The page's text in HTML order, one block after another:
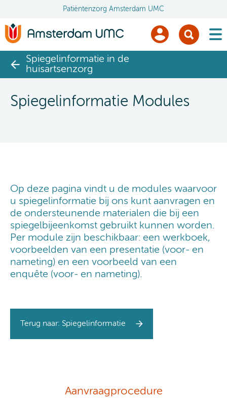
Patiëntenzorg Amsterdam UMC
Spiegelinformatie in de
huisartsenzorg
Spiegelinformatie Modules
Op deze pagina vindt u de modules waarvoor
u spiegelinformatie bij ons kunt aanvragen en
de ondersteunende materialen die bij een
spiegelbijeenkomst gebruikt kunnen worden.
Per module zijn beschikbaar: een werkboek,
voorbeelden van een presentatie (voor- en
nameting) en een voorbeeld van een
enquête (voor- en nameting).
Terug naar: Spiegelinformatie
Aanvraagprocedure